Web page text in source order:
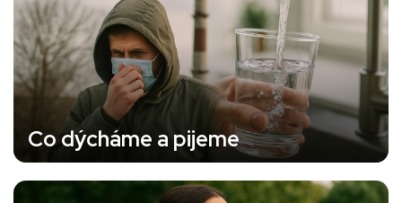
Co dýcháme a pijeme